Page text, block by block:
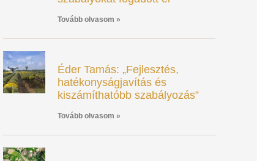
Tovább olvasom »
Éder Tamás: „Fejlesztés,
hatékonyságjavítás és
kiszámíthatóbb szabályozás”
Tovább olvasom »